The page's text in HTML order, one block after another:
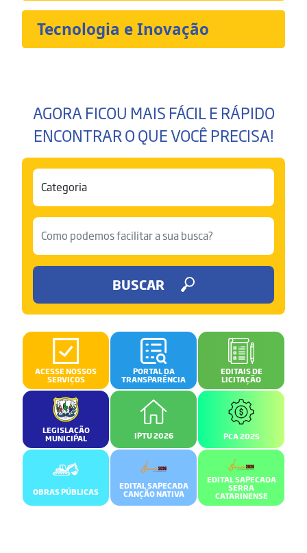
Tecnologia e Inovação
AGORA FICOU MAIS FÁCIL E RÁPIDO
ENCONTRAR O QUE VOCÊ PRECISA!
BUSCAR
ACESSE NOSSOS
SERVIÇOS
PORTAL DA
TRANSPARÊNCIA
EDITAIS DE
LICITAÇÃO
LEGISLAÇÃO
MUNICIPAL IPTU 2026 PCA 2025
OBRAS PÚBLICAS
EDITAL SAPECADA
CANÇÃO NATIVA
EDITAL SAPECADA
SERRA
CATARINENSE